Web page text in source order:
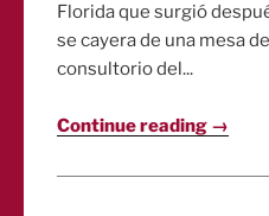
Florida que surgió
se cayera de una mesa
consultorio del...
Continue reading →